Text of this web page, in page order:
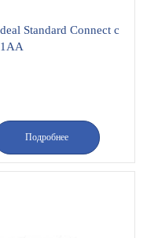
Standard Connect с
Подробнее